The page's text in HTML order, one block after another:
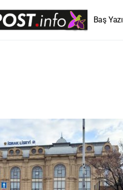
Baş Yazı